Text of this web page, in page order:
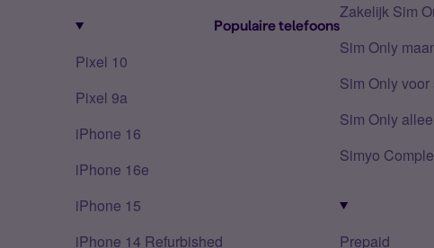
Populaire telefoons
Pixel 10
Pixel 9a
iPhone 16
iPhone 16e
iPhone 15
iPhone 14 Refurbished
Zakelijk Sim
Sim Only
Sim Only
Sim Only
Simyo
Prepaid